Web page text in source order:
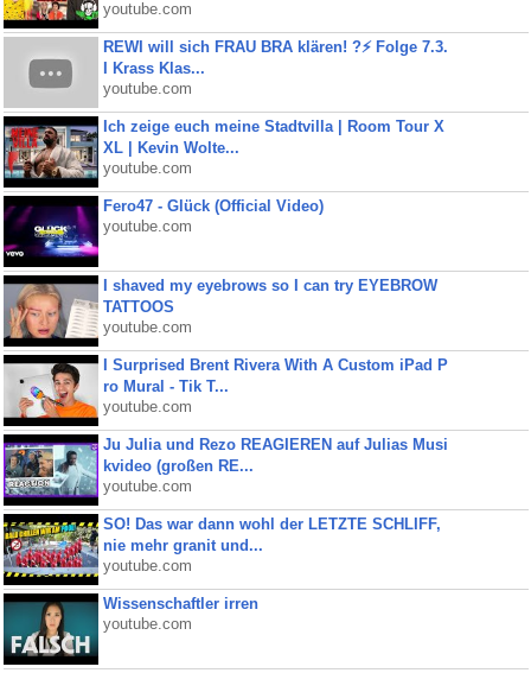
youtube.com
REWI will sich FRAU BRA klären! ?⚡️ Folge 7.3.
I Krass Klas...
youtube.com
Ich zeige euch meine Stadtvilla | Room Tour X
XL | Kevin Wolte...
youtube.com
Fero47 - Glück (Official Video)
youtube.com
I shaved my eyebrows so I can try EYEBROW
TATTOOS
youtube.com
I Surprised Brent Rivera With A Custom iPad P
ro Mural - Tik T...
youtube.com
Ju Julia und Rezo REAGIEREN auf Julias Musi
kvideo (großen RE...
youtube.com
SO! Das war dann wohl der LETZTE SCHLIFF,
nie mehr granit und...
youtube.com
Wissenschaftler irren
youtube.com